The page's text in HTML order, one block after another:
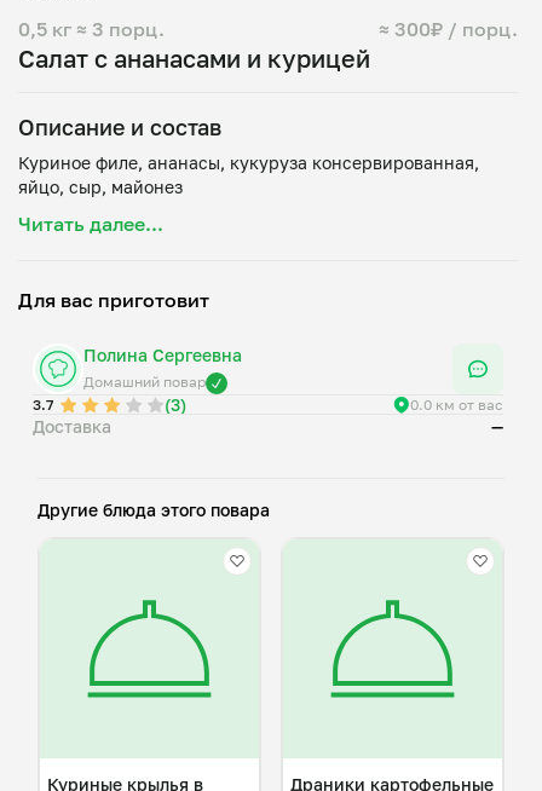
Салат с ананасами и курицей
0,5 кг ≈ 3 порц. ≈ 300₽ / порц.
Описание и состав
Куриное филе, ананасы, кукуруза консервированная,
Читать далее...
Для вас приготовит
Полина Сергеевна
Домашний повар
3.7
(3) 0.0 км от вас
Доставка —
Другие блюда этого повара
Куриные крылья в
Драники картофельные